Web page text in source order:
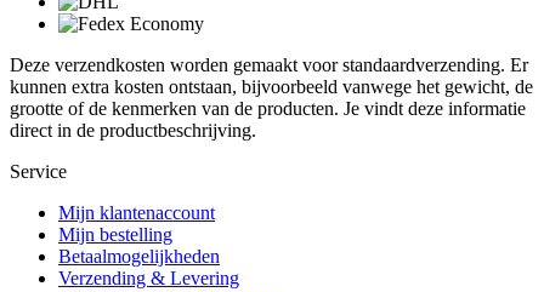
Deze verzendkosten worden gemaakt voor standaardverzending. Er
kunnen extra kosten ontstaan, bijvoorbeeld vanwege het gewicht, de
grootte of de kenmerken van de producten. Je vindt deze informatie
direct in de productbeschrijving.
Service
Mijn klantenaccount
Mijn bestelling
Betaalmogelijkheden
Verzending & Levering